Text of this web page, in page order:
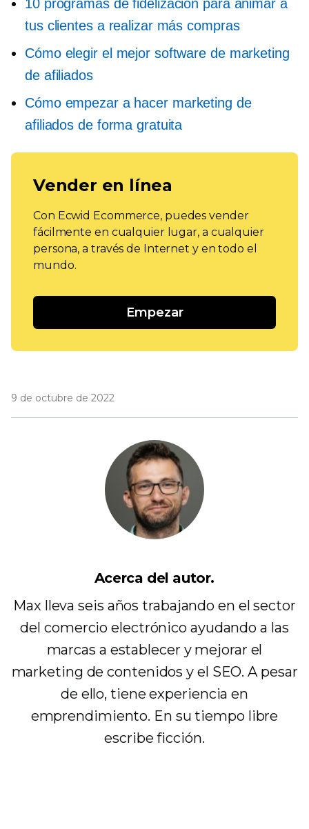
10 programas de fidelización para animar a
tus clientes a realizar más compras
Cómo elegir el mejor software de marketing
de afiliados
Cómo empezar a hacer marketing de
afiliados de forma gratuita
Vender en línea
Con Ecwid Ecommerce, puedes vender
fácilmente en cualquier lugar, a cualquier
persona, a través de Internet y en todo el
mundo.
Empezar
9 de octubre de 2022
Acerca del autor.
Max lleva seis años trabajando en el sector
del comercio electrónico ayudando a las
marcas a establecer y mejorar el
marketing de contenidos y el SEO. A pesar
de ello, tiene experiencia en
emprendimiento. En su tiempo libre
escribe ficción.